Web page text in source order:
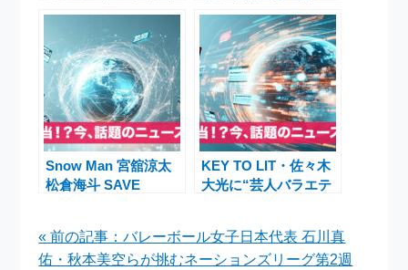
中島ひとみ＆星乃夢奈
ら豪華逃走者が集結
戦！豪華メンバー集結
のトリプルミッション
インポッシブル
Snow Man 宮舘涼太
松倉海斗 SAVE
得ニュース
KEY TO LIT・佐々木
大光に“芸人バラエテ
戯！THEバトル
SHOW』2時間SPの見
« 前の記事：バレーボール女子日本代表 石川真
佑・秋本美空らが挑むネーションズリーグ第2週